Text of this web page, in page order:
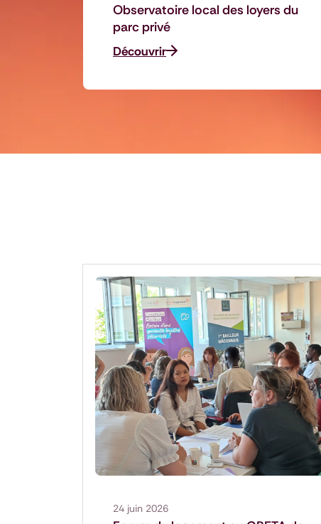
Observatoire local des loyers du
parc privé
Découvrir
24 juin 2026